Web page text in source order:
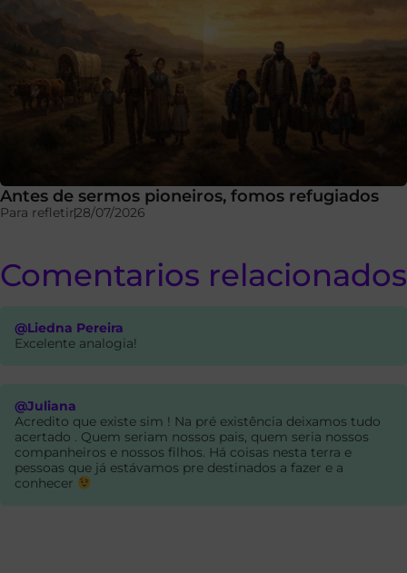
Antes de sermos pioneiros, fomos refugiados
Para refletir28/07/2026
Comentarios relacionados
@Liedna Pereira
Excelente analogia!
@Juliana
Acredito que existe sim ! Na pré existência deixamos tudo
acertado . Quem seriam nossos pais, quem seria nossos
companheiros e nossos filhos. Há coisas nesta terra e
pessoas que já estávamos pre destinados a fazer e a
conhecer